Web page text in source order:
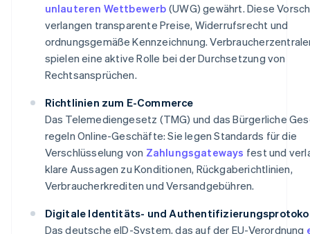
unlauteren Wettbewerb (UWG) gewährt. Diese
verlangen transparente Preise, Widerrufsrecht und
ordnungsgemäße Kennzeichnung.
spielen eine aktive Rolle bei der Durchsetzung von
Rechtsansprüchen.
Richtlinien zum E-Commerce
Das Telemediengesetz (TMG) und das Bürgerliche
regeln Online-Geschäfte: Sie legen Standards für die
Verschlüsselung von Zahlungsgateways fest und
klare Aussagen zu Konditionen, Rückgaberichtlinien,
Verbraucherkrediten und Versandgebühren.
Digitale Identitäts- und
Das deutsche eID-System, das auf der EU-Verordnung